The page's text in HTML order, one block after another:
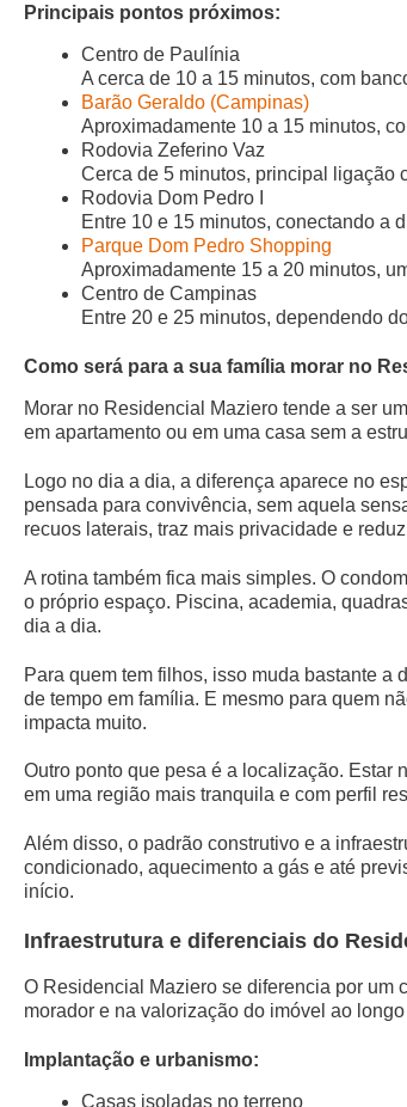
Principais pontos próximos:
Centro de Paulínia
A cerca de 10 a 15 minutos, com
Barão Geraldo (Campinas)
Aproximadamente 10 a 15 minutos,
Rodovia Zeferino Vaz
Cerca de 5 minutos, principal ligação
Rodovia Dom Pedro I
Entre 10 e 15 minutos, conectando a
Parque Dom Pedro Shopping
Aproximadamente 15 a 20 minutos,
Centro de Campinas
Entre 20 e 25 minutos, dependendo
Como será para a sua família morar no
Morar no Residencial Maziero tende a ser
em apartamento ou em uma casa sem a
Logo no dia a dia, a diferença aparece no
pensada para convivência, sem aquela
recuos laterais, traz mais privacidade e
A rotina também fica mais simples. O
o próprio espaço. Piscina, academia,
dia a dia.
Para quem tem filhos, isso muda bastante
de tempo em família. E mesmo para quem
impacta muito.
Outro ponto que pesa é a localização. Estar
em uma região mais tranquila e com perfil
Além disso, o padrão construtivo e a
condicionado, aquecimento a gás e até
início.
Infraestrutura e diferenciais do
O Residencial Maziero se diferencia por um
morador e na valorização do imóvel ao
Implantação e urbanismo:
Casas isoladas no terreno